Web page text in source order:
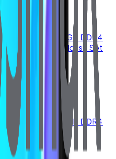
PC I5 8250U 8GB DDR4
(Klavye & Mouse Set
PC I5 8250U 8GB DDR4